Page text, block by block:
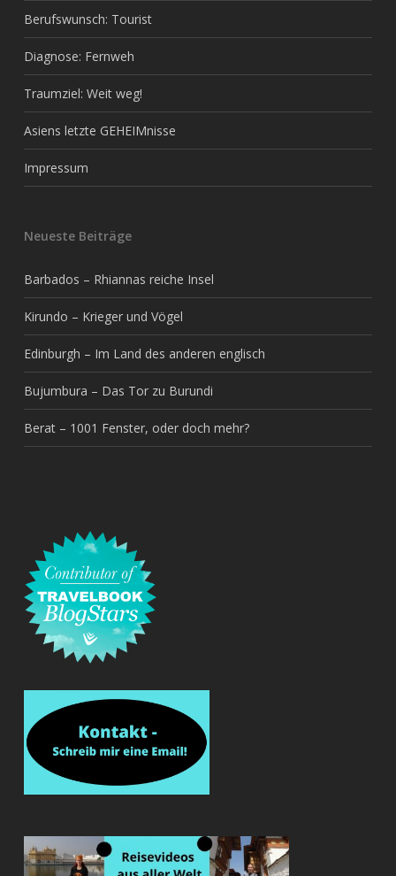
Berufswunsch: Tourist
Diagnose: Fernweh
Traumziel: Weit weg!
Asiens letzte GEHEIMnisse
Impressum
Neueste Beiträge
Barbados – Rhiannas reiche Insel
Kirundo – Krieger und Vögel
Edinburgh – Im Land des anderen englisch
Bujumbura – Das Tor zu Burundi
Berat – 1001 Fenster, oder doch mehr?